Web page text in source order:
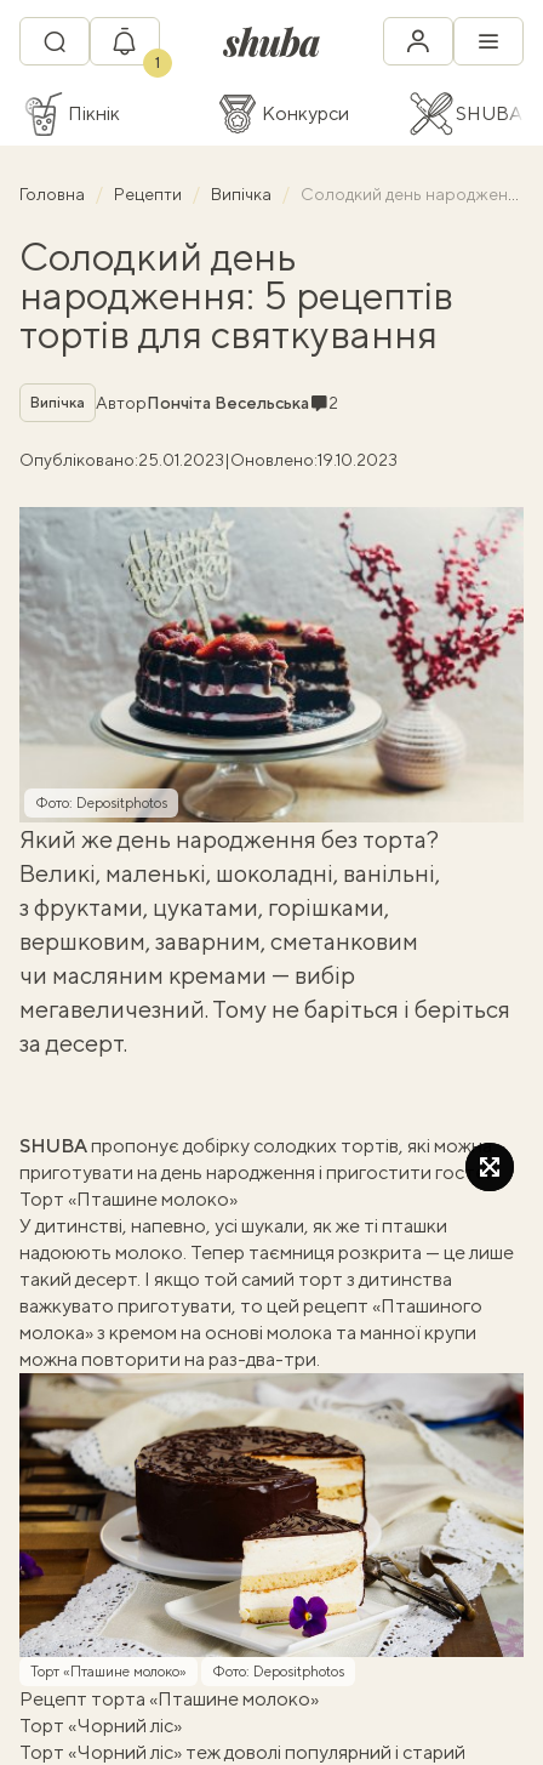
1
Пікнік Конкурси SHUBA
Головна Рецепти Випічка Солодкий день народження: 5 рецептів тортів для святкування
Солодкий день
народження: 5 рецептів
тортів для святкування
Рубрика
Випічка АвторПончіта ВесельськаКоментарі
2
Опубліковано:25.01.2023|Оновлено:19.10.2023
Фото: Depositphotos
Який же день народження без торта?
Великі, маленькі, шоколадні, ванільні,
з фруктами, цукатами, горішками,
вершковим, заварним, сметанковим
чи масляним кремами — вибір
мегавеличезний. Тому не баріться і беріться
за десерт.
SHUBAпропонує добірку солодких тортів, які можна
приготувати на день народження і пригостити гостей.
Торт «Пташине молоко»
У дитинстві, напевно, усі шукали, як же ті пташки
надоюють молоко. Тепер таємниця розкрита — це лише
такий десерт. І якщо той самий торт з дитинства
важкувато приготувати, то цей рецепт «Пташиного
молока» з кремом на основі молока та манної крупи
можна повторити на раз-два-три.
Торт «Пташине молоко» Фото: Depositphotos
Рецепт торта «Пташине молоко»
Торт «Чорний ліс»
Торт «Чорний ліс» теж доволі популярний і старий